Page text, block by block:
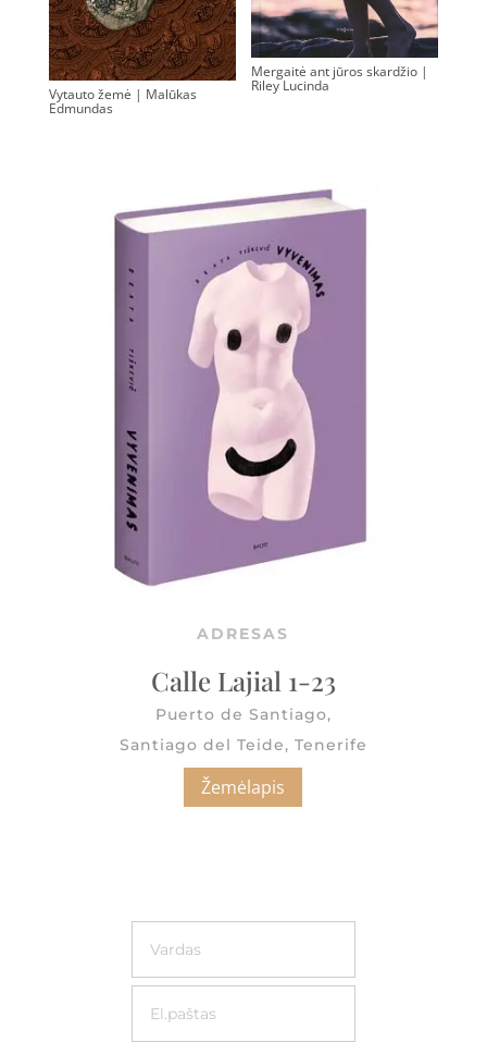
Vytauto žemė | Malūkas
Edmundas
Mergaitė ant jūros skardžio |
Riley Lucinda
ADRESAS
Calle Lajial 1-23
Puerto de Santiago,
Santiago del Teide, Tenerife
Žemėlapis